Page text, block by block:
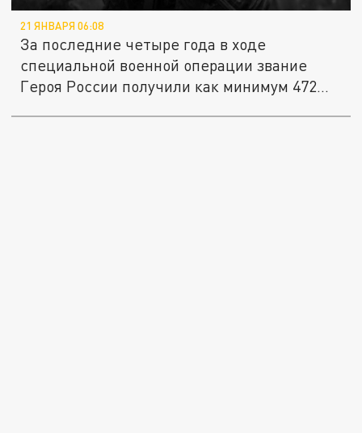
21 ЯНВАРЯ 06:08
За последние четыре года в ходе
специальной военной операции звание
Героя России получили как минимум 472...